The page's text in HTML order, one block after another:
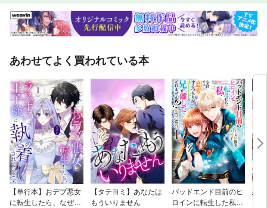
あわせてよく買われている本
【単行本】おデブ悪女
に転生したら、なぜか
【タテヨミ】あなたは
もういりません
バッドエンド目前のヒ
ロインに転生した私、
結